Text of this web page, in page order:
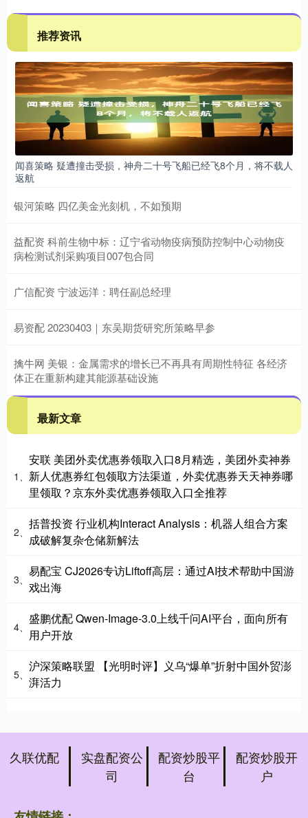
推荐资讯
闻喜策略 疑遭撞击受损，神舟二十号飞船已经飞8个月，将不载人
返航
银河策略 四亿美金光刻机，不如预期
益配资 科前生物中标：辽宁省动物疫病预防控制中心动物疫
病检测试剂采购项目007包合同
广信配资 宁波远洋：聘任副总经理
易资配 20230403｜东吴期货研究所策略早参
擒牛网 美银：金属需求的增长已不再具有周期性特征 各经济
体正在重新构建其能源基础设施
最新文章
1、
安联 美团外卖优惠券领取入口8月精选，美团外卖神券
新人优惠券红包领取方法渠道，外卖优惠券天天神券哪
里领取？京东外卖优惠券领取入口全推荐
2、
括普投资 行业机构Interact Analysis：机器人组合方案
成破解复杂仓储新解法
3、
易配宝 CJ2026专访Liftoff高层：通过AI技术帮助中国游
戏出海
4、
盛鹏优配 Qwen-Image-3.0上线千问AI平台，面向所有
用户开放
5、
沪深策略联盟 【光明时评】义乌“爆单”折射中国外贸澎
湃活力
久联优配
实盘配资公
司
配资炒股平
台
配资炒股开
户